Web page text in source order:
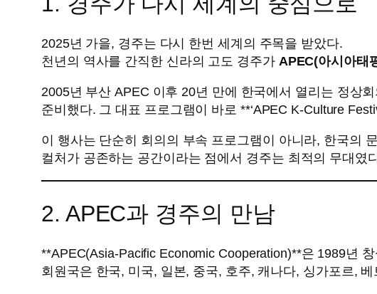
2025년 가을, 경주는 다시 한번 세계의 주목을 받았다.
천년의 역사를 간직한 신라의 고도 경주가 APEC(아시아태
2005년 부산 APEC 이후 20년 만에 한국에서 열리는 정상
준비했다. 그 대표 프로그램이 바로 **‘APEC K-Culture
이 행사는 단순히 회의의 부속 프로그램이 아니라, 한국의
컬처가 공존하는 공간이라는 점에서 경주는 최적의 무대였
2. APEC과 경주의 만남
**APEC(Asia-Pacific Economic Cooperation)**은 1989년
회원국은 한국, 미국, 일본, 중국, 호주, 캐나다, 싱가포르,